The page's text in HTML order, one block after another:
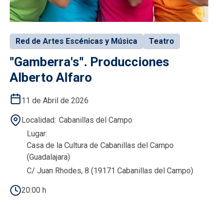
Red de Artes Escénicas y Música Teatro
"Gamberra's". Producciones
Alberto Alfaro
11 de Abril de 2026
Localidad Cabanillas del Campo
Lugar
Casa de la Cultura de Cabanillas del Campo
(Guadalajara)
C/ Juan Rhodes, 8 (19171 Cabanillas del Campo)
20:00 h